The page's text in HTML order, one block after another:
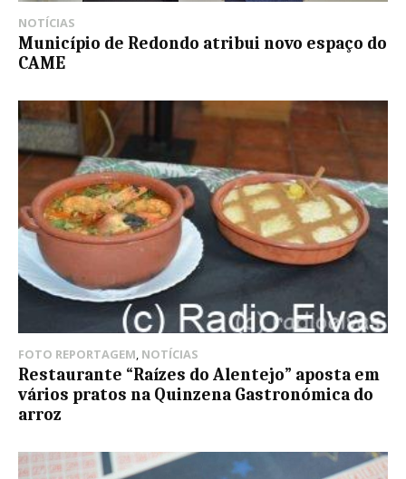
NOTÍCIAS
Município de Redondo atribui novo espaço do
CAME
FOTO REPORTAGEM, NOTÍCIAS
Restaurante “Raízes do Alentejo” aposta em
vários pratos na Quinzena Gastronómica do
arroz